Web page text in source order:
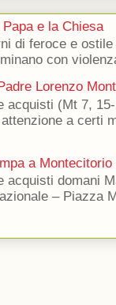
e la Chiesa
di feroce e
con
Lorenzo
acquisti (Mt 7,
a certi
a Montecitorio
acquisti domani
– Piazza